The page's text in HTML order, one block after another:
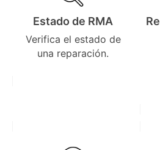
Estado de RMA
Verifica el estado de
una reparación.